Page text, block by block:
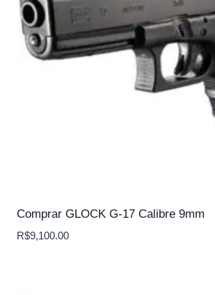
Comprar GLOCK G-17 Calibre 9mm
R$9,100.00